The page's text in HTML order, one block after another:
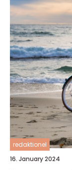
redaktionel
16. January 2024